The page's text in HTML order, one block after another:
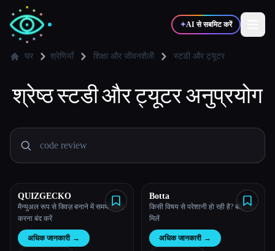
✦AI से सबमिट करें
✍️लेखक 🎨डिज़ाइनर
💻 📈
ब्लॉग
घर श्रेणियाँ शिक्षा और जीवनशैली स्टडी और ट्यूटर
श्रेष्ठस्टडी और ट्यूटरअनुप्रयोग
QUIZGECKO
मैन्युअल रूप से क्विज़ बनाने में समय बर्बाद
करना बंद करें
अधिक जानकारी →
Botta
किसी विषय से परेशानी हो रही है? बोटा से
मिलें
अधिक जानकारी →